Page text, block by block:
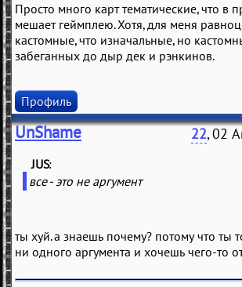
Просто много карт тематические, что в
мешает геймплею. Хотя, для меня
кастомные, что изначальные, но
забеганных до дыр дек и рэнкинов.
Профиль
UnShame 22, 02
(JUS
все - это не аргумент
ты хуй. а знаешь почему? потому что ты
ни одного аргумента и хочешь чего-то